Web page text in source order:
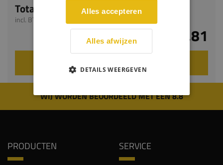
Totaal
incl. BTW
€ 13,81
VOEG TOE AAN WINKELWAGEN
WIJ WORDEN BEOORDEELD MET EEN 8.8
PRODUCTEN SERVICE
Alles accepteren
Alles afwijzen
DETAILS WEERGEVEN